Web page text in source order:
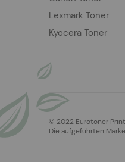
Lexmark Toner
Kyocera Toner
© 2022 Eurotoner
Die aufgeführten